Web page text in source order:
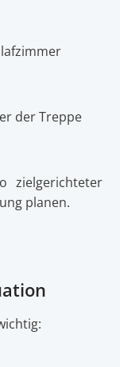
der Treppe
zielgerichteter
planen.